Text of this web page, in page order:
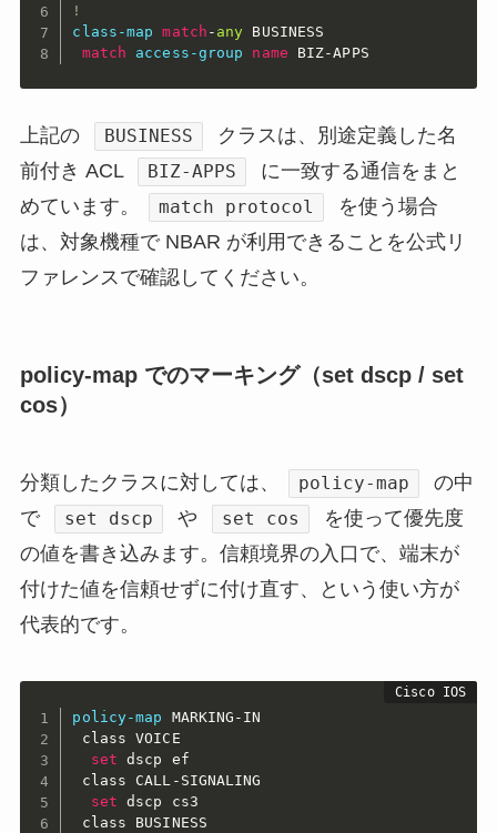
!
class-map
match - any BUSINESS
match
access-group name BIZ-APPS
上記の BUSINESS
クラスは、別途定義した名
前付き ACL
BIZ-APPS
に一致する通信をまと
めています。
match protocol
を使う場合
は、対象機種で NBAR が利用できることを公式リ
ファレンスで確認してください。
policy-map でのマーキング（set dscp / set
cos）
分類したクラスに対しては、 policy-map
の中
で
set dscp や set cos
を使って優先度
の値を書き込みます。信頼境界の入口で、端末が
付けた値を信頼せずに付け直す、という使い方が
代表的です。
policy-map MARKING-IN
class VOICE
set dscp ef
class CALL-SIGNALING
set dscp cs3
class BUSINESS